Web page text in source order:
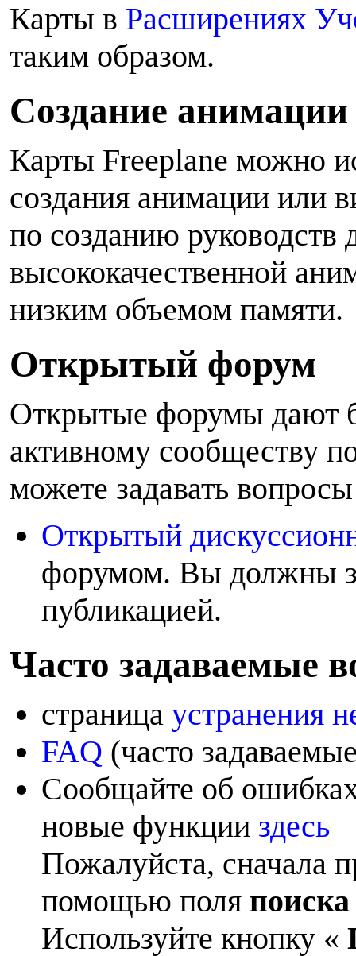
Карты в Расширениях
таким образом.
Создание
Карты Freeplane можно
создания анимации или
по созданию руководств
высококачественной
низким объемом памяти.
Открытый форум
Открытые форумы дают
активному сообществу
можете задавать
Открытый
форумом. Вы должны
публикацией.
Часто задаваемые
страница устранения
FAQ (часто
Сообщайте об
новые функции здесь
Пожалуйста, сначала
помощью поля поиска
Используйте кнопку «